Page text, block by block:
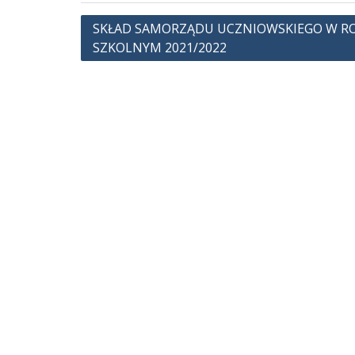
Nawigacja
wpisu
SKŁAD SAMORZĄDU UCZNIOWSKIEGO W
SZKOLNYM 2021/2022